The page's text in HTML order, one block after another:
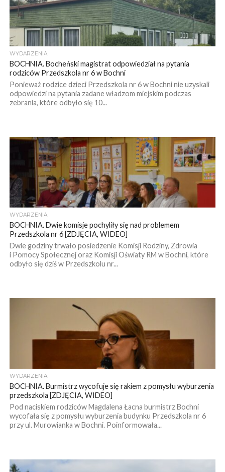
WYDARZENIA
BOCHNIA. Bocheński magistrat odpowiedział na pytania
rodziców Przedszkola nr 6 w Bochni
Ponieważ rodzice dzieci Przedszkola nr 6 w Bochni nie uzyskali
odpowiedzi na pytania zadane władzom miejskim podczas
zebrania, które odbyło się 10...
WYDARZENIA
BOCHNIA. Dwie komisje pochyliły się nad problemem
Przedszkola nr 6 [ZDJĘCIA, WIDEO]
Dwie godziny trwało posiedzenie Komisji Rodziny, Zdrowia
i Pomocy Społecznej oraz Komisji Oświaty RM w Bochni, które
odbyło się dziś w Przedszkolu nr...
WYDARZENIA
BOCHNIA. Burmistrz wycofuje się rakiem z pomysłu wyburzenia
przedszkola [ZDJĘCIA, WIDEO]
Pod naciskiem rodziców Magdalena Łacna burmistrz Bochni
wycofała się z pomysłu wyburzenia budynku Przedszkola nr 6
przy ul. Murowianka w Bochni. Poinformowała...